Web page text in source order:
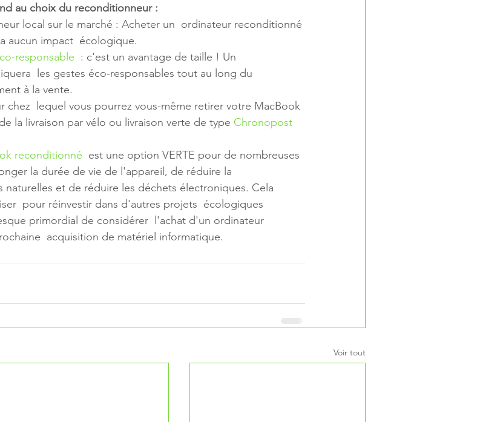
au choix du reconditionneur :
local sur le marché : Acheter un  ordinateur reconditionné
aucun impact  écologique.
responsable
  : c'est un avantage de taille ! Un
les gestes éco-responsables tout au long du
à la vente.
chez  lequel vous pourrez vous-même retirer votre MacBook
la livraison par vélo ou livraison verte de type Chronopost
reconditionné
  est une option VERTE pour de nombreuses
la durée de vie de l'appareil, de réduire la
naturelles et de réduire les déchets électroniques. Cela
pour réinvestir dans d'autres projets  écologiques
primordial de considérer  l'achat d'un ordinateur
acquisition de matériel informatique.
Voir tout